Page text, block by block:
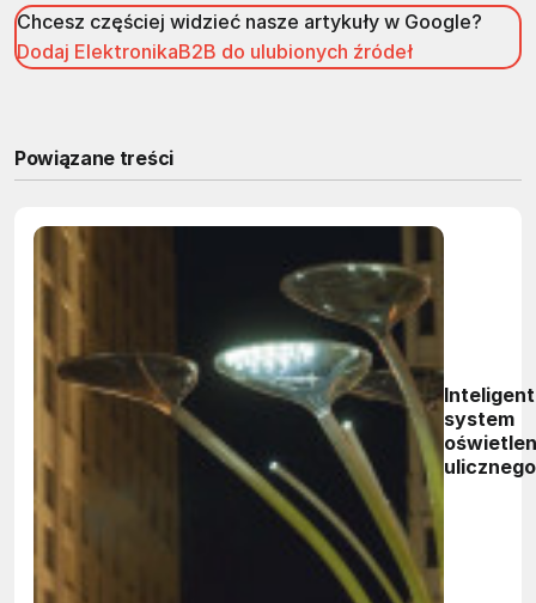
Chcesz częściej widzieć nasze artykuły w Google?
Dodaj ElektronikaB2B do ulubionych źródeł
Powiązane treści
system
ulicznego